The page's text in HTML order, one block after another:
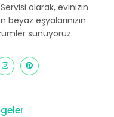
olarak, evinizin
eşyalarınızın
sunuyoruz.